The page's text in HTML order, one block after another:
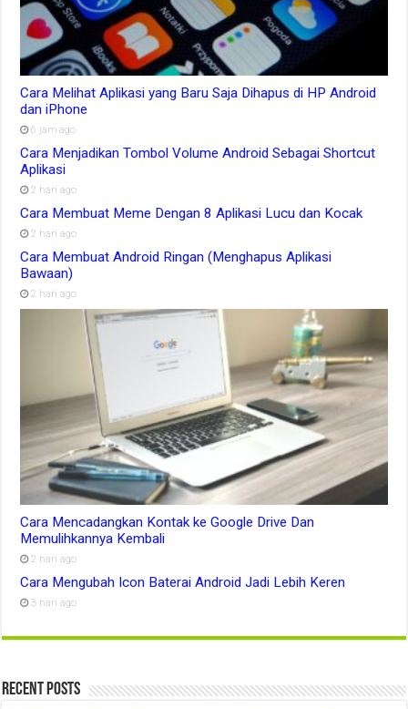
Cara Melihat Aplikasi yang Baru Saja Dihapus di HP Android
dan iPhone
6 jam ago
Cara Menjadikan Tombol Volume Android Sebagai Shortcut
Aplikasi
2 hari ago
Cara Membuat Meme Dengan 8 Aplikasi Lucu dan Kocak
2 hari ago
Cara Membuat Android Ringan (Menghapus Aplikasi
Bawaan)
2 hari ago
Cara Mencadangkan Kontak ke Google Drive Dan
Memulihkannya Kembali
2 hari ago
Cara Mengubah Icon Baterai Android Jadi Lebih Keren
3 hari ago
Recent Posts